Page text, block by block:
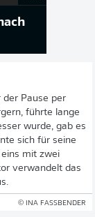
der Pause per
führte lange
wurde, gab es
sich für seine
mit zwei
verwandelt das
© INA FASSBENDER